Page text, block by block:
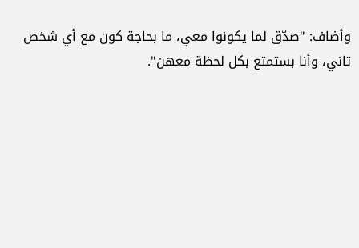
وأضاف: "صدّق لما يكونوا معي، ما بحاجة كون مع أي شخص
تاني، وأنا بستمتع بكل لحظة معهن".